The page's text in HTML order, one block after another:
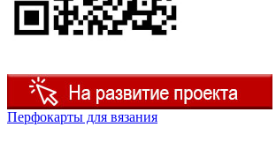
Перфокарты для вязания